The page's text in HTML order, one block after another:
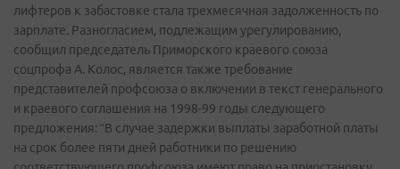
лифтеров к забастовке стала трехмесячная задолженность по
зарплате. Разногласием, подлежащим урегулированию,
сообщил председатель Приморского краевого союза
соцпрофа А. Колос, является также требование
представителей профсоюза о включении в текст генерального
и краевого соглашения на 1998-99 годы следующего
предложения: “В случае задержки выплаты заработной платы
на срок более пяти дней работники по решению